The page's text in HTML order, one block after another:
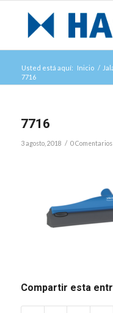
Usted está aquí: Inicio /
7716
7716
3 agosto, 2018 / 0 Comentarios
Compartir esta